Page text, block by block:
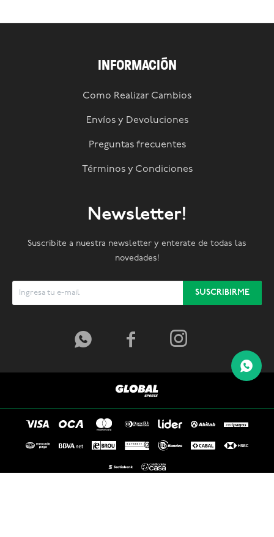
INFORMACIÓN
Como Realizar Cambios
Envíos y Devoluciones
Preguntas frecuentes
Términos y Condiciones
Newsletter!
Suscribite a nuestra newsletter y enterate de todas las
novedades!
SUSCRIBIRME
  